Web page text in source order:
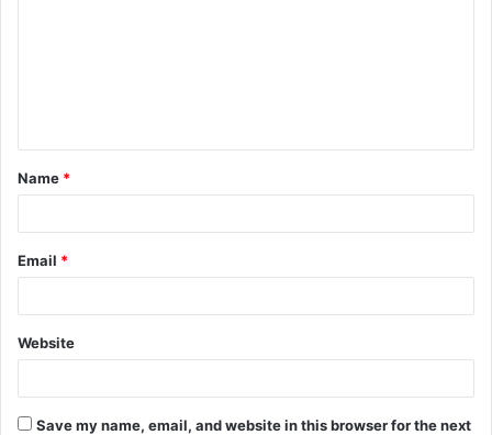
t
*
Name *
Email *
Website
Save my name, email, and website in this browser for the next